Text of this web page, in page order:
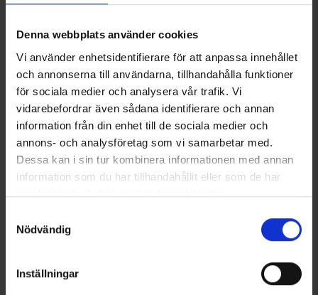
Denna webbplats använder cookies
Vi använder enhetsidentifierare för att anpassa innehållet
och annonserna till användarna, tillhandahålla funktioner
för sociala medier och analysera vår trafik. Vi
vidarebefordrar även sådana identifierare och annan
information från din enhet till de sociala medier och
annons- och analysföretag som vi samarbetar med.
Dessa kan i sin tur kombinera informationen med annan
information som du har tillhandahållit eller som de har
samlat in när du har använt deras tjänster.
Nödvändig
Inställningar
voidaan käyttää koirille, kissoille, hevosille ja muille
Tekniset tiedot
Saatat myös tarvita
Dogman Kynsileikkuri L